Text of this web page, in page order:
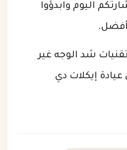
اليوم وابدؤوا
أفضل.
شد الوجه غير
إيكلات دي